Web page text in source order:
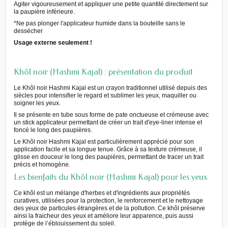
Agiter vigoureusement et appliquer une petite quantité directement sur
la paupière inférieure.
*Ne pas plonger l'applicateur humide dans la bouteille sans le
dessécher
Usage externe seulement !
Khôl noir (Hashmi Kajal) : présentation du produit
Le Khôl noir Hashmi Kajal est un crayon traditionnel utilisé depuis des
siècles pour intensifier le regard et sublimer les yeux, maquiller ou
soigner les yeux.
Il se présente en tube sous forme de pate onctueuse et crémeuse avec
un stick applicateur permettant de créer un trait d'eye-liner intense et
foncé le long des paupières.
Le Khôl noir Hashmi Kajal est particulièrement apprécié pour son
application facile et sa longue tenue. Grâce à sa texture crémeuse, il
glisse en douceur le long des paupières, permettant de tracer un trait
précis et homogène.
Les bienfaits du Khôl noir (Hashmi Kajal) pour les yeux
Ce khôl est un mélange d'herbes et d'ingrédients aux propriétés
curatives, utilisées pour la protection, le renforcement et le nettoyage
des yeux de particules étrangères et de la pollution. Ce khôl préserve
ainsi la fraicheur des yeux et améliore leur apparence, puis aussi
protège de l’éblouissement du soleil.